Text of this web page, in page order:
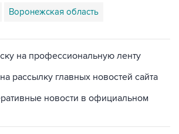
рассылку главных новостей сайта
новости в официальном